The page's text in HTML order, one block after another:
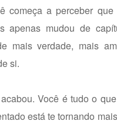
começa a perceber que
apenas mudou de
mais verdade, mais
si.
Você é tudo o
está te tornando